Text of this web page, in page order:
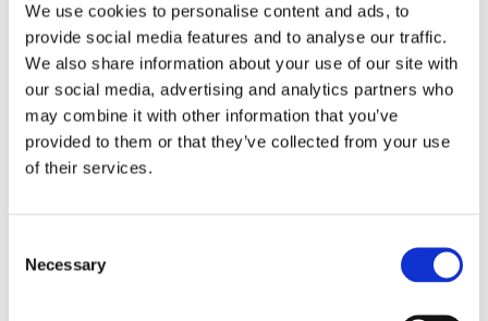
We use cookies to personalise content and ads, to
provide social media features and to analyse our traffic.
We also share information about your use of our site with
our social media, advertising and analytics partners who
may combine it with other information that you’ve
provided to them or that they’ve collected from your use
of their services.
Selection
Necessary